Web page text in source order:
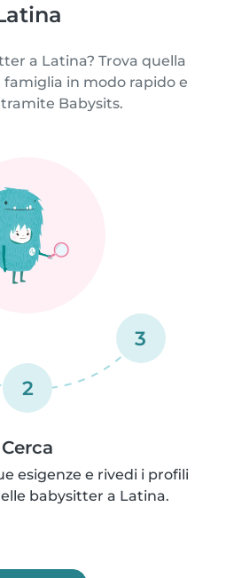
a Latina? Trova quella
in modo rapido e
Babysits.
2
3
Cerca
esigenze e rivedi i profili
babysitter a Latina.